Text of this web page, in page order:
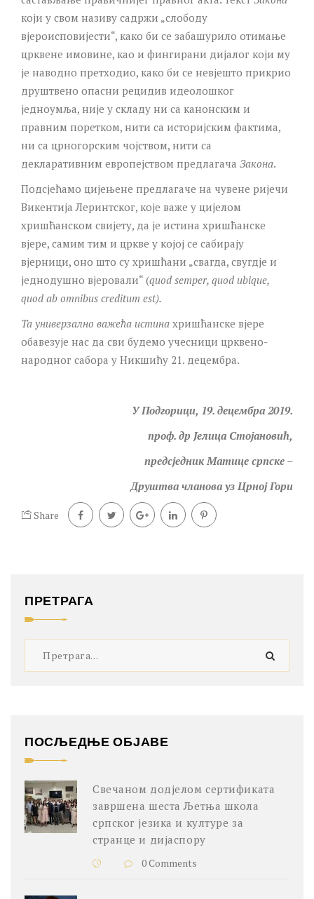
који у свом називу садржи „слободу
вјероисповијести“, како би се забашурило отимање
црквене имовине, као и фингирани дијалог који му
је наводно претходио, како би се невјешто прикрио
друштвено опасни рецидив идеолошког
једноумља, није у складу ни са канонским и
правним поретком, нити са историјским фактима,
ни са црногорским чојством, нити са
декларативним европејством предлагача Закона.
Подсјећамо цијењене предлагаче на чувене ријечи
Викентија Леринтског, које важе у цијелом
хришћанском свијету, да је истина хришћанске
вјере, самим тим и цркве у којој се сабирају
вјерници, оно што су хришћани „свагда, свугдје и
једнодушно вјеровали“ (quod semper, quod ubique,
quod ab omnibus creditum est).
Та универзално важећа истина хришћанске вјере
обавезује нас да сви будемо учесници црквено-
народног сабора у Никшићу 21. децембра.
У Подгорици, 19. децембра 2019.
проф. др Јелица Стојановић,
предсједник Матице српске –
Друштва чланова уз Црној Гори
Share
ПРЕТРАГА
ПОСЉЕДЊЕ ОБЈАВЕ
Свечаном додјелом сертификата
завршена шеста Љетња школа
српског језика и културе за
странце и дијаспору
0 Comments